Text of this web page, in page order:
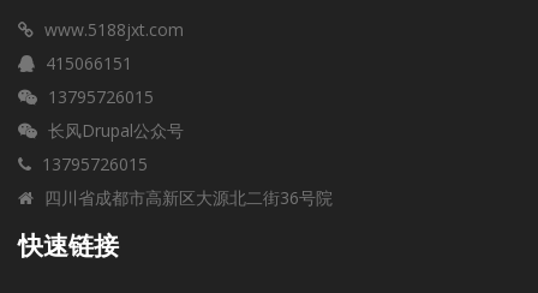
www.5188jxt.com
415066151
13795726015
长风Drupal公众号
13795726015
四川省成都市高新区大源北二街36号院
快速链接